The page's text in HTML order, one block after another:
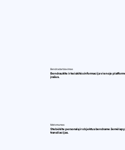
Bendradarbiavimas
Bendraukite ir keiskitės informacija vienoje
įrašus.
Matomumas
Stebėkite personalą ir objektus bendrame
transliacijas.